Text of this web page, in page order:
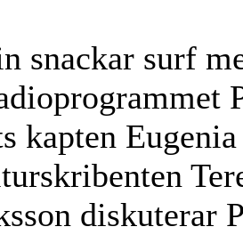
snackar surf
kapten
diskuterar